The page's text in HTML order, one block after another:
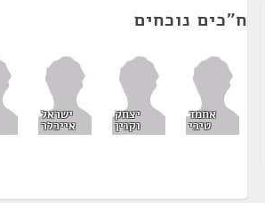
ח"כים נוכחים
אחמד
טיבי
יצחק
וקנין
ישראל
אייכלר